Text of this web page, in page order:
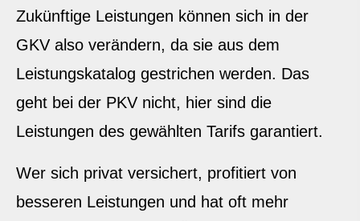
Zukünftige Leistungen können sich in der
GKV also verändern, da sie aus dem
Leistungskatalog gestrichen werden. Das
geht bei der PKV nicht, hier sind die
Leistungen des gewählten Tarifs garantiert.
Wer sich privat versichert, profitiert von
besseren Leistungen und hat oft mehr